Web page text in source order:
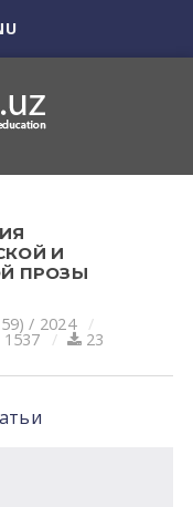
И
ПРОЗЫ
/ 2024
1537 23